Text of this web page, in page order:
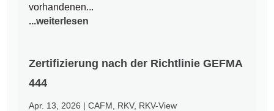
vorhandenen...
...weiterlesen
Zertifizierung nach der Richtlinie GEFMA
444
Apr. 13, 2026 |CAFM RKV, RKV-View